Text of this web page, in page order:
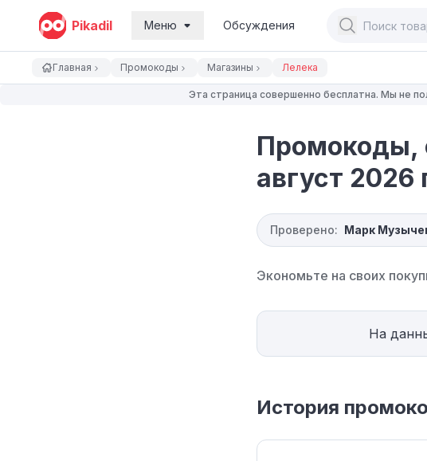
Pikadil Меню Обсуждения
Главная Промокоды Магазины Лелека
Эта страница совершенно бесплатна. Мы не
Промокоды,
август 2026
Проверено: Марк
Экономьте на своих
На
История